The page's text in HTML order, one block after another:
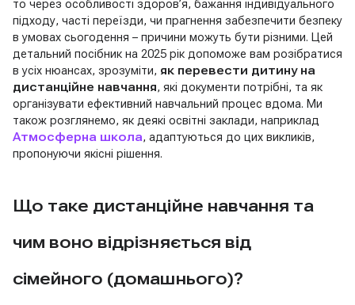
то через особливості здоров’я, бажання індивідуального
підходу, часті переїзди, чи прагнення забезпечити безпеку
в умовах сьогодення – причини можуть бути різними. Цей
детальний посібник на 2025 рік допоможе вам розібратися
в усіх нюансах, зрозуміти, як перевести дитину на
дистанційне навчання, які документи потрібні, та як
організувати ефективний навчальний процес вдома. Ми
також розглянемо, як деякі освітні заклади, наприклад
Атмосферна школа, адаптуються до цих викликів,
пропонуючи якісні рішення.
Що таке дистанційне навчання та
чим воно відрізняється від
сімейного (домашнього)?